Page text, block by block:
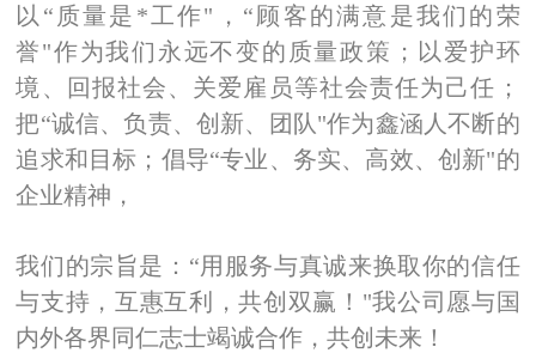
以“质量是*工作"，“顾客的满意是我们的荣
誉"作为我们永远不变的质量政策；以爱护环
境、回报社会、关爱雇员等社会责任为己任；
把“诚信、负责、创新、团队"作为鑫涵 人不断的
追求和目标 ；倡导“专业、务实、高效、创新"的
企业精神，
我们的宗旨是：“用服务与真诚来换取你的信任
与支持，互惠互利，共创双赢！"我公司愿与国
内外各界同仁志士竭诚合作，共创未来！